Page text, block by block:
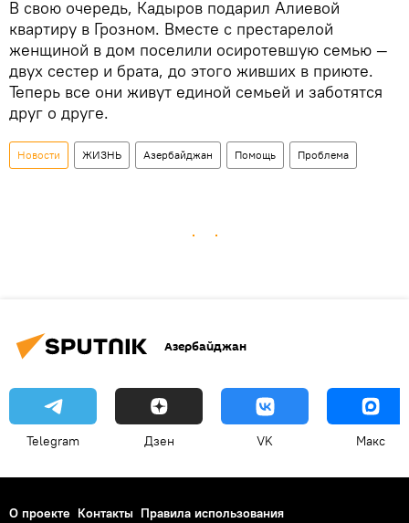
В свою очередь, Кадыров подарил Алиевой
квартиру в Грозном. Вместе с престарелой
женщиной в дом поселили осиротевшую семью —
двух сестер и брата, до этого живших в приюте.
Теперь все они живут единой семьей и заботятся
друг о друге.
Новости ЖИЗНЬ Азербайджан Помощь Проблема
Азербайджан
Telegram Дзен VK Макс
О проекте Контакты Правила использования